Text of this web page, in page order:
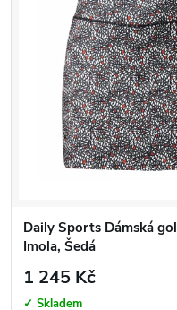
Daily Sports Dámská
Imola, Šedá
1 245 Kč
✓ Skladem